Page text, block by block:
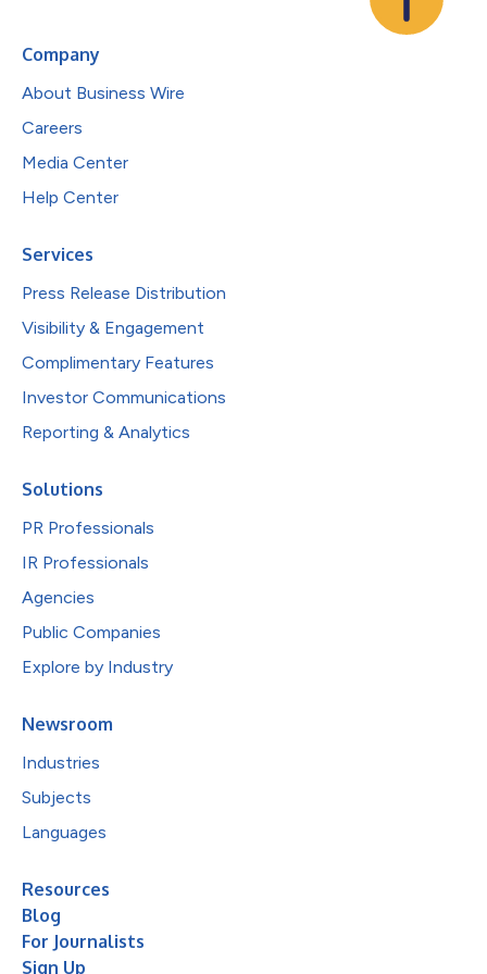
Company
About Business Wire
Careers
Media Center
Help Center
Services
Press Release Distribution
Visibility & Engagement
Complimentary Features
Investor Communications
Reporting & Analytics
Solutions
PR Professionals
IR Professionals
Agencies
Public Companies
Explore by Industry
Newsroom
Industries
Subjects
Languages
Resources
Blog
For Journalists
Sign Up